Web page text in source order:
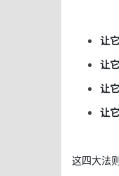
让
让
让
让
这四大法